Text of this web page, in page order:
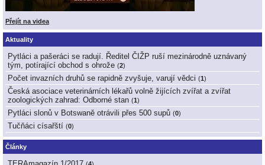
Přejít na videa
Aktuality
Pytláci a pašeráci se radují. Ředitel ČIŽP ruší mezinárodně uznávaný
tým, potírající obchod s ohrože (2)
Počet invazních druhů se rapidně zvyšuje, varují vědci (1)
Česká asociace veterinárních lékařů volně žijících zvířat a zvířat
zoologických zahrad: Odborné stan (1)
Pytláci slonů v Botswaně otrávili přes 500 supů (0)
Tučňáci císařští (0)
Články